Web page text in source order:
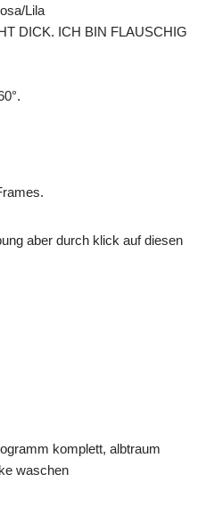
Lila
DICK. ICH BIN FLAUSCHIG
aber durch klick auf diesen
komplett, albtraum
waschen